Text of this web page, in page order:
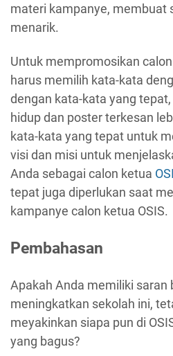
materi kampanye, membuat
menarik.
Untuk mempromosikan
harus memilih kata-kata
dengan kata-kata yang
hidup dan poster terkesan
kata-kata yang tepat untuk
visi dan misi untuk
Anda sebagai calon ketua
tepat juga diperlukan saat
kampanye calon ketua OSIS.
Pembahasan
Apakah Anda memiliki saran
meningkatkan sekolah ini,
meyakinkan siapa pun di
yang bagus?